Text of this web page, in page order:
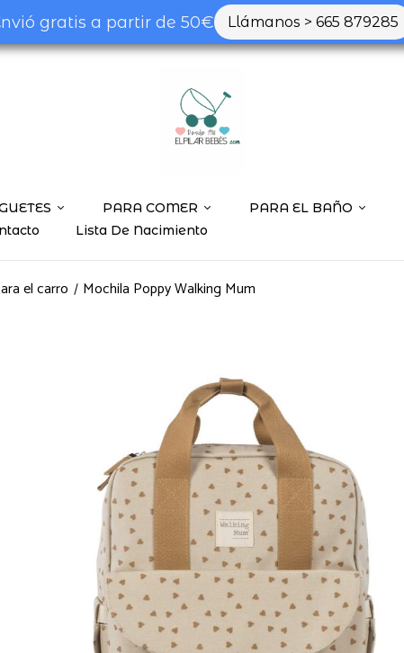
gratis a partir de 50€ Llámanos > 665 879285
PARA COMER PARA EL BAÑO
Lista De Nacimiento
el carro Mochila Poppy Walking Mum